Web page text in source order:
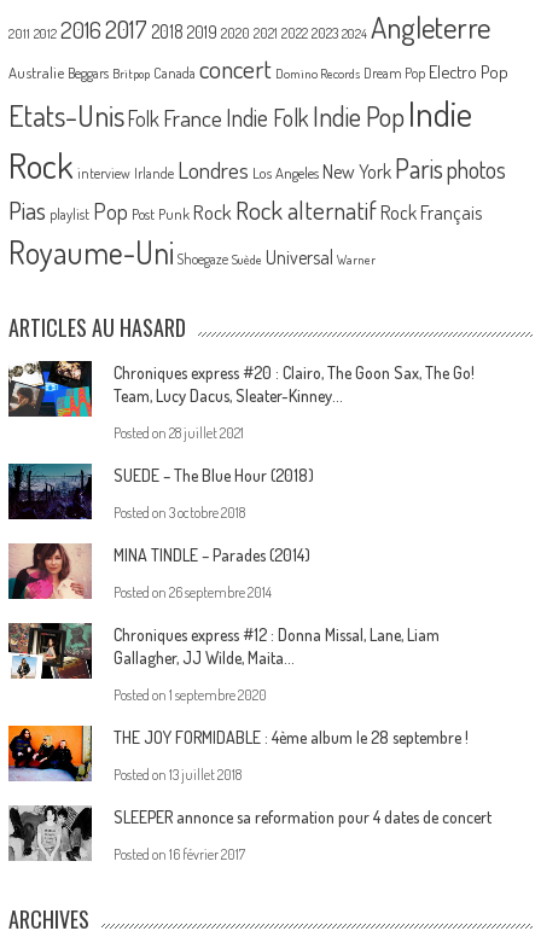
2011 2012 20162017 2018 2019 2020 2021 2022 2023 2024 Angleterre
Australie Beggars Britpop Canada concert Domino Records Dream Pop Electro Pop
Etats-UnisFolk France Indie Folk Indie PopIndie
Rock interview Irlande Londres Los Angeles New York Parisphotos
Pias playlist Pop Post Punk Rock Rock alternatif Rock Français
Royaume-Uni Shoegaze Suède Universal Warner
ARTICLES AU HASARD
Chroniques express #20 : Clairo, The Goon Sax, The Go!
Team, Lucy Dacus, Sleater-Kinney…
Posted on 28 juillet 2021
SUEDE – The Blue Hour (2018)
Posted on 3 octobre 2018
MINA TINDLE – Parades (2014)
Posted on 26 septembre 2014
Chroniques express #12 : Donna Missal, Lane, Liam
Gallagher, JJ Wilde, Maita…
Posted on 1 septembre 2020
THE JOY FORMIDABLE : 4ème album le 28 septembre !
Posted on 13 juillet 2018
SLEEPER annonce sa reformation pour 4 dates de concert
Posted on 16 février 2017
ARCHIVES